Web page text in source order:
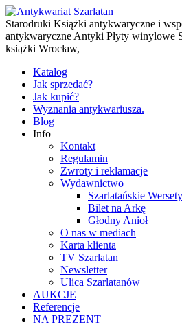
Starodruki Książki antykwaryczne i
antykwaryczne Antyki Płyty winylowe
książki Wrocław,
Katalog
Jak sprzedać?
Jak kupić?
Wyznania antykwariusza.
Blog
Info
Kontakt
Regulamin
Zwroty i reklamacje
Wydawnictwo
Szarlatańskie Wersety
Bilet na Arkę
Głodny Anioł
O nas w mediach
Karta klienta
TV Szarlatan
Newsletter
Ulica Szarlatanów
AUKCJE
Referencje
NA PREZENT